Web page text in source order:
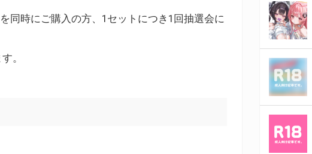
同時にご購入の方、1セットにつき1回抽選会に
。